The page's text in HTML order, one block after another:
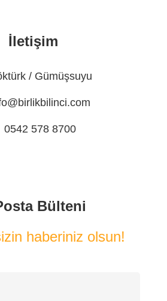
İletişim
/ Gümüşsuyu
0542 578 8700
Bülteni
haberiniz olsun!